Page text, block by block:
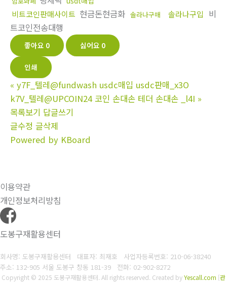
비트코인판매사이트 현금돈현금화 솔라나구매 솔라나구입
비
트코인전송대행
좋아요 0 싫어요 0
인쇄
« y7F_텔레@fundwash usdc매입 usdc판매_x3O
k7V_텔레@UPCOIN24 코인 손대손 테더 손대손 _l4I »
목록보기 답글쓰기
글수정 글삭제
Powered by KBoard
이용약관
개인정보처리방침
도봉구재활용센터
회사명: 도봉구재활용센터 대표자: 최재호 사업자등록번호: 210-06-38240
주소: 132-905 서울 도봉구 창동 181-39 전화: 02-902-8272
Copyright © 2025 도봉구재활용센터. All rights reserved. Created byYescall.com [관